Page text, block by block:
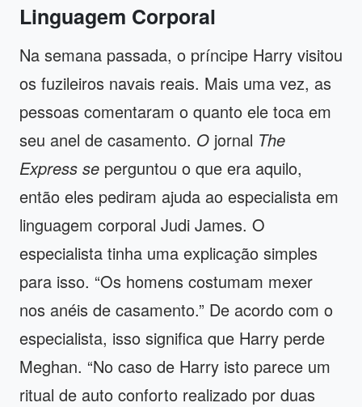
Linguagem Corporal
Na semana passada, o príncipe Harry visitou
os fuzileiros navais reais. Mais uma vez, as
pessoas comentaram o quanto ele toca em
seu anel de casamento. O jornal The
Express se perguntou o que era aquilo,
então eles pediram ajuda ao especialista em
linguagem corporal Judi James. O
especialista tinha uma explicação simples
para isso. “Os homens costumam mexer
nos anéis de casamento.” De acordo com o
especialista, isso significa que Harry perde
Meghan. “No caso de Harry isto parece um
ritual de auto conforto realizado por duas